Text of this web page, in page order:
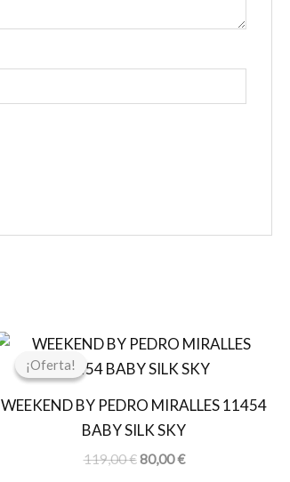
¡Oferta!
¡Oferta!
WEEKEND BY PEDRO MIRALLES 11454
BABY SILK SKY
119,00€
El
original
119,00 €.
80,00€
El
actual
80,00 €.